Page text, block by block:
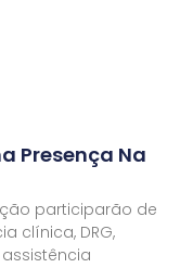
Presença Na
participarão de
clínica, DRG,